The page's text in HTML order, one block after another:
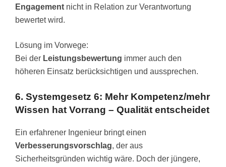
Engagement nicht in Relation zur Verantwortung
bewertet wird.
Lösung im Vorwege:
Bei der Leistungsbewertung immer auch den
höheren Einsatz berücksichtigen und aussprechen.
6. Systemgesetz 6: Mehr Kompetenz/mehr
Wissen hat Vorrang – Qualität entscheidet
Ein erfahrener Ingenieur bringt einen
Verbesserungsvorschlag, der aus
Sicherheitsgründen wichtig wäre. Doch der jüngere,